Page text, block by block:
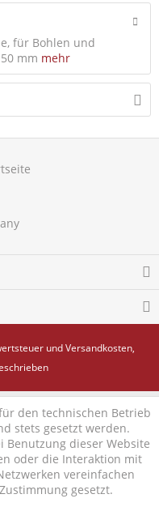
für Bohlen und
mm mehr
undVersandkosten,
den technischen Betrieb
stets gesetzt werden.
Benutzung dieser Website
oder die Interaktion mit
vereinfachen
gesetzt.